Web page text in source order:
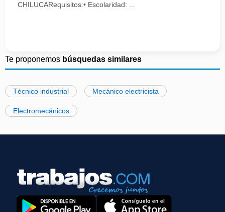
CHILUCARequisitos:• Escolaridad: ...
Te proponemos búsquedas similares
Técnico industrial Mecánico electricista
Electromecánicos